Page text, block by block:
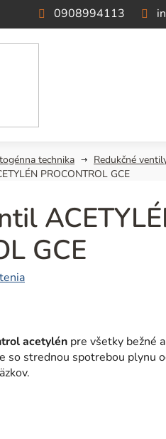
0908994113
technika Redukčné
PROCONTROL GCE
GCE
acetylén pre všetky bežné
so strednou spotrebou plynu